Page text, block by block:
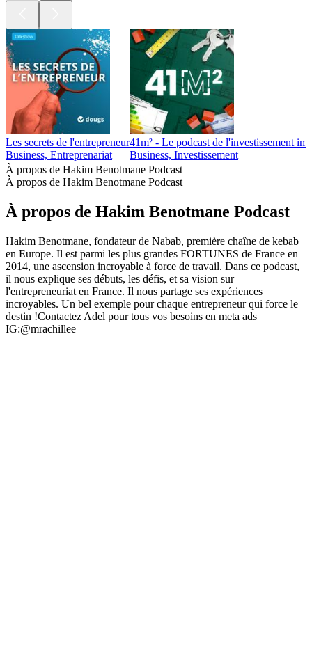
Les secrets de l'entrepreneur
Business, Entreprenariat
41m² - Le podcast de l'investissement
Business, Investissement
À propos de Hakim Benotmane Podcast
À propos de Hakim Benotmane Podcast
À propos de Hakim Benotmane Podcast
Hakim Benotmane, fondateur de Nabab, première chaîne de kebab
en Europe. Il est parmi les plus grandes FORTUNES de France en
2014, une ascension incroyable à force de travail. Dans ce podcast,
il nous explique ses débuts, les défis, et sa vision sur
l'entrepreneuriat en France. Il nous partage ses expériences
incroyables. Un bel exemple pour chaque entrepreneur qui force le
destin !Contactez Adel pour tous vos besoins en meta ads
IG:@mrachillee